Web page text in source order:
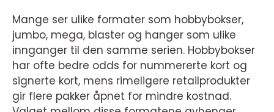
Mange ser ulike formater som hobbybokser,
jumbo, mega, blaster og hanger som ulike
innganger til den samme serien. Hobbybokser
har ofte bedre odds for nummererte kort og
signerte kort, mens rimeligere retailprodukter
gir flere pakker åpnet for mindre kostnad.